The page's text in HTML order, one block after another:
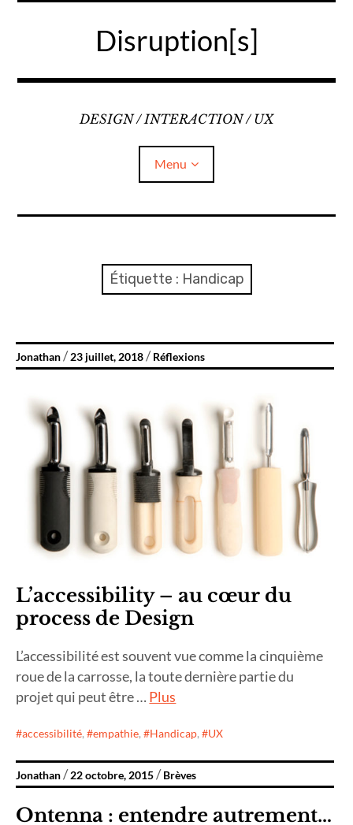
Disruption[s]
DESIGN / INTERACTION / UX
Menu
Étiquette : Handicap
Jonathan 23 juillet, 2018 Réflexions
L’accessibility – au cœur du
process de Design
L’accessibilité est souvent vue comme la cinquième
roue de la carrosse, la toute dernière partie du
projet qui peut être …Plus
accessibilité, empathie, Handicap, UX
Jonathan 22 octobre, 2015 Brèves
Ontenna : entendre autrement…